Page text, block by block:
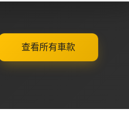
查看所有車款